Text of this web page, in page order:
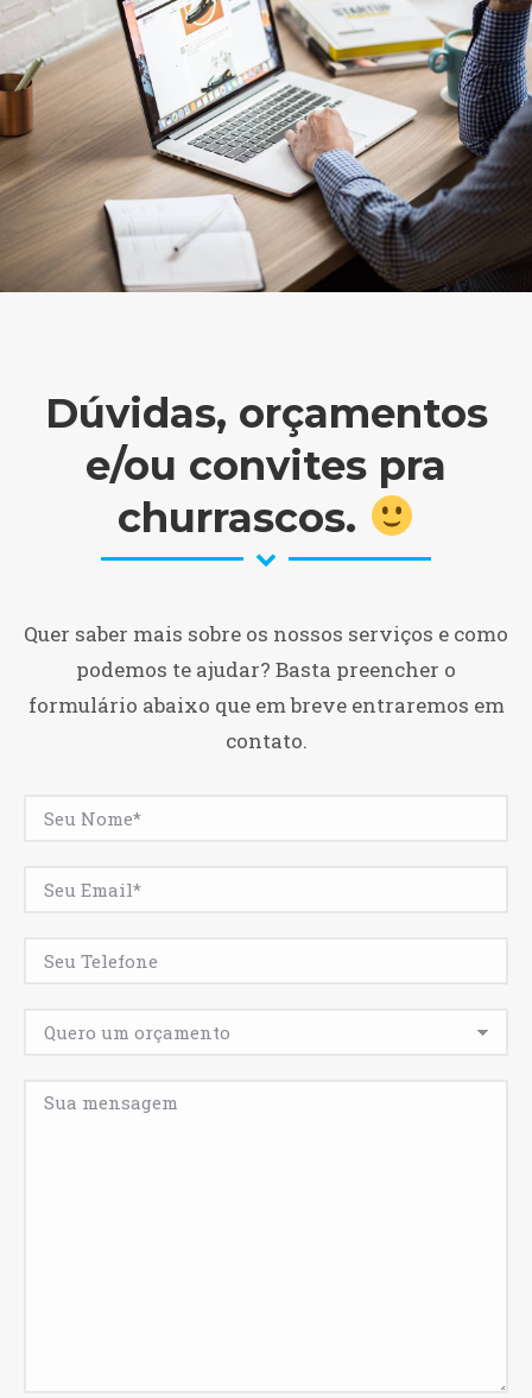
Dúvidas, orçamentos
e/ou convites pra
churrascos.
Quer saber mais sobre os nossos serviços e como
podemos te ajudar? Basta preencher o
formulário abaixo que em breve entraremos em
contato.